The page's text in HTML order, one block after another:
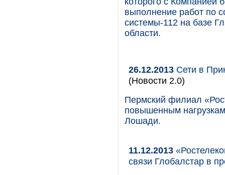
выполнение работ по
системы-112 на базе
области.
26.12.2013 Сети в
(Новости 2.0)
Пермский филиал
повышенным
Лошади.
11.12.2013
связи Глобалстар в